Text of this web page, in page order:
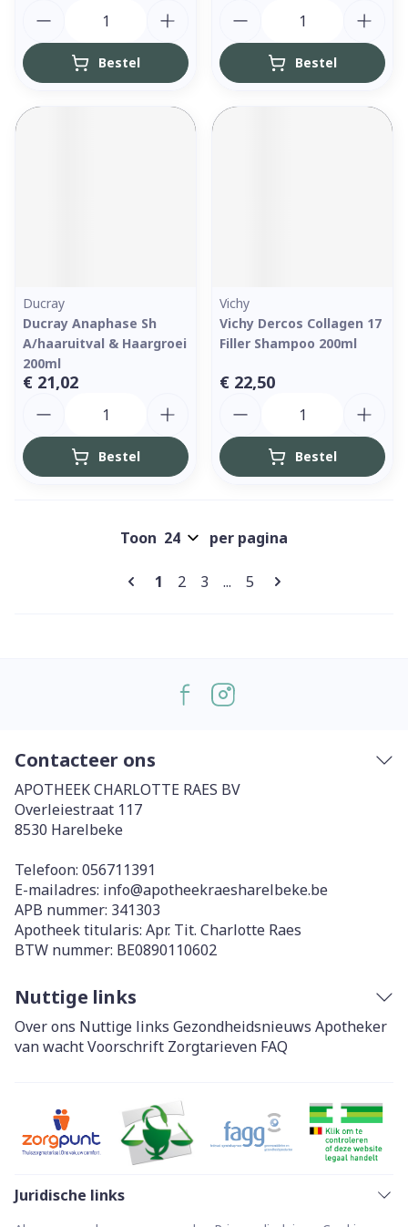
Bestel Bestel
Ducray
Ducray Anaphase Sh
A/haaruitval & Haargroei
200ml
€ 21,02
Bestel
Vichy
Vichy Dercos Collagen 17
Filler Shampoo 200ml
€ 22,50
Bestel
Pagina's
U lees momenteel pagina
1 Pagina
2 Pagina
3 ... Pagina
5
Toon per pagina
Contacteer ons
APOTHEEK CHARLOTTE RAES BV
Overleiestraat 117
8530 Harelbeke
Telefoon: 056711391
E-mailadres: info@apotheekraesharelbeke.be
APB nummer: 341303
Apotheek titularis: Apr. Tit. Charlotte Raes
BTW nummer: BE0890110602
Nuttige links
Over ons Nuttige links Gezondheidsnieuws Apotheker
van wachtVoorschrift Zorgtarieven FAQ
Juridische links